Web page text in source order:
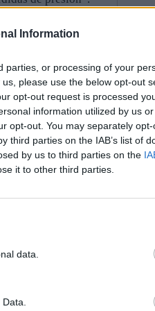
Information
parties, or processing of your
please use the below opt-out
opt-out request is processed
information utilized by us
opt-out. You may separately
third parties on the IAB’s list of
by us to third parties on the
it to other third parties.
data.
y se marcaron los
Aquel texto decía
y de
antelación de
no se ha seguido
(Edite) de
busca a aquellos
los mensajes
cometido un
hasta el
que no es
y se ha